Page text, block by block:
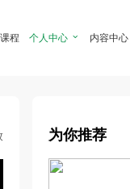
程 个人中心  内容中心
为你推荐